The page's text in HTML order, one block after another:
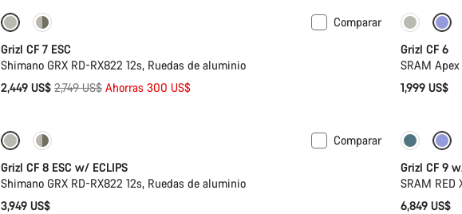
-11%
Comparar
Grizl CF 7 ESC
Shimano GRX RD-RX822 12s, Ruedas de aluminio
2,449 US$ Precio
2,749 US$ Ahorras 300 US$
Grizl CF 6
SRAM
1,999 US$
Disponible
Comparar
Grizl CF 8 ESC w/ ECLIPS
Shimano GRX RD-RX822 12s, Ruedas de aluminio
3,949 US$
Grizl CF 9
SRAM RED
6,849 US$